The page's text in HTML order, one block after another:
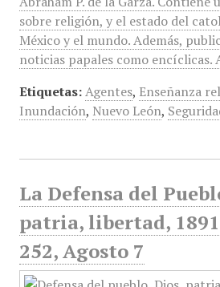
sobre religión, y el estado del
México y el mundo. Además,
noticias papales como encíclicas.
Etiquetas: Agentes, Enseñanza
Inundación, Nuevo León,
La Defensa del
patria, libertad,
252, Agosto 7